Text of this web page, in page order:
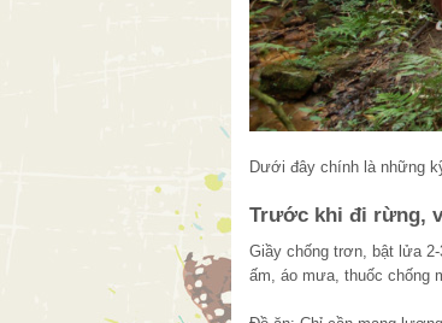
Dưới đây chính là những
Trước khi đi rừng,
Giầy chống trơn, bật lửa
ấm, áo mưa, thuốc chống